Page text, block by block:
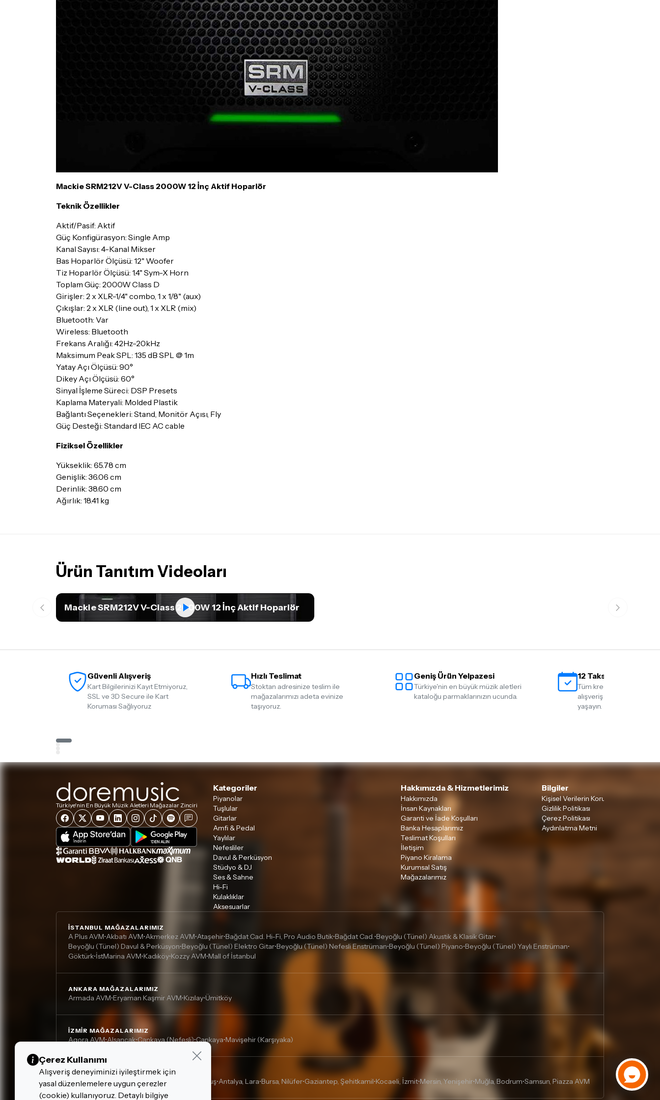
gerekmektedir. Satın almış olduğunuz ürünü göndermeden önce
mutlakaDestek
İade ve değişim koşulları, ürün kategorilerine göre farklılık gösterebilir.
Lütfen satın almadan önce ilgili ürünün iade/değişim şartlarını kontrol
ettiğinizden emin olun.
Detaylar için
Mackie SRM212V V-Class 2000W 12 İnç Aktif Hoparlör
Teknik Özellikler
Aktif/Pasif: Aktif
Güç Konfigürasyon: Single Amp
Kanal Sayısı: 4-Kanal Mikser
Bas Hoparlör Ölçüsü: 12" Woofer
Tiz Hoparlör Ölçüsü: 1.4" Sym-X Horn
Toplam Güç: 2000W Class D
Girişler: 2 x XLR-1/4" combo, 1 x 1/8" (aux)
Çıkışlar: 2 x XLR (line out), 1 x XLR (mix)
Bluetooth: Var
Wireless: Bluetooth
Frekans Aralığı: 42Hz-20kHz
Maksimum Peak SPL: 135 dB SPL @ 1m
Yatay Açı Ölçüsü: 90°
Dikey Açı Ölçüsü: 60°
Sinyal İşleme Süreci: DSP Presets
Kaplama Materyali: Molded Plastik
Bağlantı Seçenekleri: Stand, Monitör Açısı, Fly
Güç Desteği: Standard IEC AC cable
Fiziksel Özellikler
Yükseklik: 65.78 cm
Genişlik: 36.06 cm
Derinlik: 38.60 cm
Ağırlık: 18.41 kg
Ürün Tanıtım Videoları
Mackie SRM212V V-Class 2000W 12 İnç Aktif Hoparlör
Güvenli Alışveriş
Kart Bilgilerinizi Kayıt Etmiyoruz,
SSL ve 3D Secure ile Kart
Koruması Sağlıyoruz
Hızlı Teslimat
Stoktan adresinize teslim ile
mağazalarımızı adeta evinize
taşıyoruz.
Geniş Ürün Yelpazesi
Türkiye'nin en büyük müzik aletleri
kataloğu parmaklarınızın ucunda.
12 Taksit İmkanı
Tüm kredi kartlarına 12
alışveriş yapmanın
yaşayın.
Türkiye'nin En Büyük Müzik Aletleri Mağazalar Zinciri
Kategoriler
Piyanolar
Tuşlular
Gitarlar
Amfi & Pedal
Yaylılar
Nefesliler
Davul & Perküsyon
Stüdyo & DJ
Ses & Sahne
Hi-Fi
Kulaklıklar
Aksesuarlar
Hakkımızda & Hizmetlerimiz
Hakkımızda
İnsan Kaynakları
Garanti ve İade Koşulları
Banka Hesaplarımız
Teslimat Koşulları
İletişim
Piyano Kiralama
Kurumsal Satış
Mağazalarımız
Bilgiler
Kişisel Verilerin Korunması
Gizlilik Politikası
Çerez Politikası
Aydınlatma Metni
İSTANBUL MAĞAZALARIMIZ
A Plus AVM•Akbatı AVM•Akmerkez AVM•Ataşehir•Bağdat Cad. Hi-Fi, Pro Audio Butik•Bağdat Cad.•Beyoğlu (Tünel) Akustik & Klasik Gitar•
Beyoğlu (Tünel) Davul & Perküsyon•Beyoğlu (Tünel) Elektro Gitar•Beyoğlu (Tünel) Nefesli Enstrüman•Beyoğlu (Tünel) Piyano•Beyoğlu (Tünel) Yaylı Enstrüman•
Göktürk•İstMarina AVM•Kadıköy•Kozzy AVM•Mall of İstanbul
ANKARA MAĞAZALARIMIZ
Armada AVM•Eryaman Kaşmir AVM•Kızılay•Ümitköy
İZMIR MAĞAZALARIMIZ
Agora AVM•Alsancak•Çankaya (Nefesli)•Çankaya•Mavişehir (Karşıyaka)
DIĞER MAĞAZALARIMIZ
Adana, Çukurova - Turgut Özal• Adana, Kurtuluş•Antalya, Lara•Bursa, Nilüfer•Gaziantep, Şehitkamil•Kocaeli, İzmit•Mersin, Yenişehir•Muğla, Bodrum•Samsun, Piazza AVM
Çerez Kullanımı
Alışveriş deneyiminizi iyileştirmek için
yasal düzenlemelere uygun çerezler
(cookie) kullanıyoruz. Detaylı bilgiye